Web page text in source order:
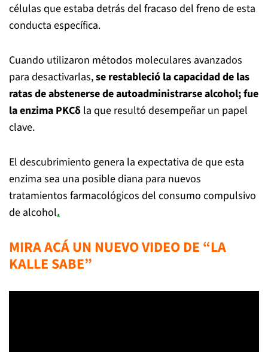
células que estaba detrás del fracaso del freno de esta
conducta específica.
Cuando utilizaron métodos moleculares avanzados
para desactivarlas,se restableció la capacidad de las
ratas de abstenerse de autoadministrarse alcohol; fue
la enzima PKCδ la que resultó desempeñar un papel
clave.
El descubrimiento genera la expectativa de que esta
enzima sea una posible diana para nuevos
tratamientos farmacológicos del consumo compulsivo
de alcohol.
MIRA ACÁ UN NUEVO VIDEO DE “LA
KALLE SABE”